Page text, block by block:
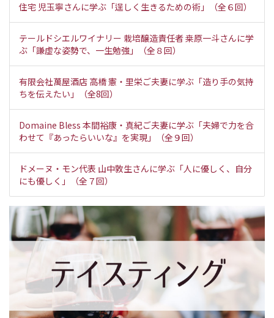
住宅 児玉寧さんに学ぶ「逞しく生きるための術」（全６回）
テールドシエルワイナリー 栽培醸造責任者 桒原一斗さんに学
ぶ「謙虚な姿勢で、一生勉強」（全８回）
有限会社萬屋酒店 高橋 憲・里栄ご夫妻に学ぶ「造り手の気持
ちを伝えたい」（全8回）
Domaine Bless 本間裕康・真紀ご夫妻に学ぶ「夫婦で力を合
わせて『あったらいいな』を実現」（全９回）
ドメーヌ・モン代表 山中敦生さんに学ぶ「人に優しく、自分
にも優しく」（全７回）